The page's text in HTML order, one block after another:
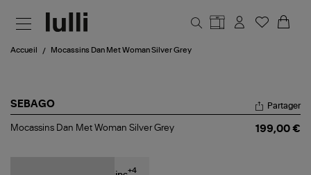
Accueil Mocassins Dan Met Woman Silver Grey
SEBAGO
Mocassins
Partager
Mocassins Dan Met Woman Silver Grey 199,00 €
+4